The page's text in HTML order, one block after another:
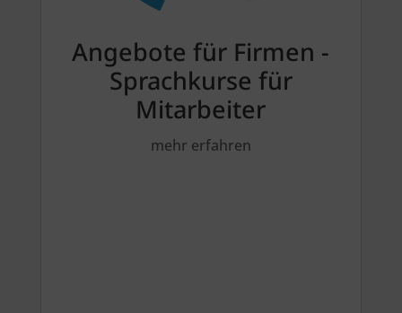
Angebote für Firmen -
Sprachkurse für
Mitarbeiter
mehr erfahren